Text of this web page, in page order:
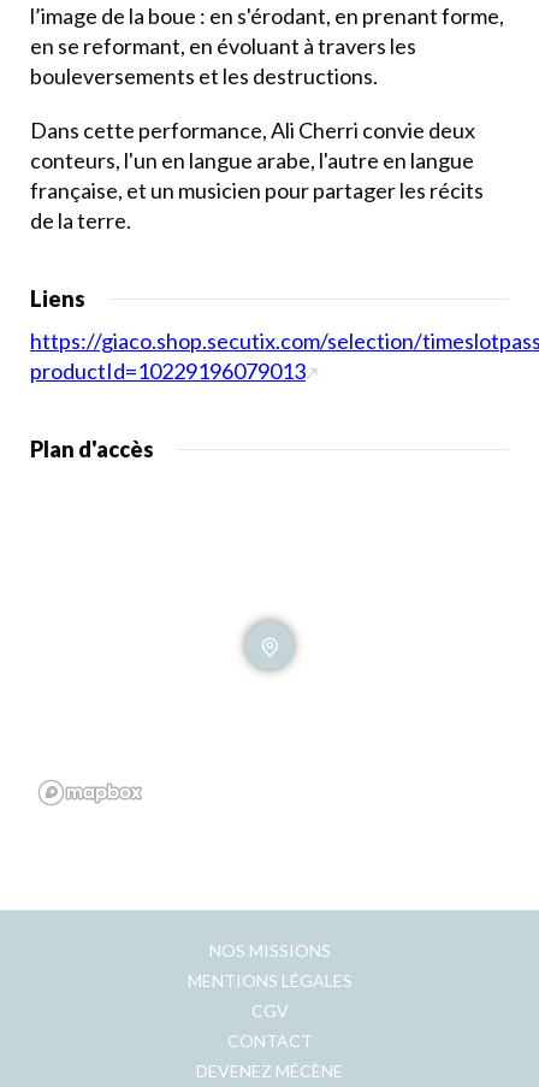
l’image de la boue : en s'érodant, en prenant forme,
en se reformant, en évoluant à travers les
bouleversements et les destructions.
Dans cette performance, Ali Cherri convie deux
conteurs, l'un en langue arabe, l'autre en langue
française, et un musicien pour partager les récits
de la terre.
Liens
https://giaco.shop.secutix.com/selection/
productId=10229196079013
Plan d'accès
NOS MISSIONS
MENTIONS LÉGALES
CGV
CONTACT
DEVENEZ MÉCÈNE